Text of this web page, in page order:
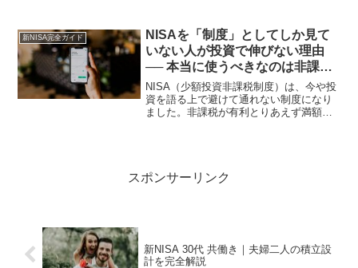
は少ない。結論を先に言います。1,800
万...
新NISA完全ガイド
NISAを「制度」としてしか見て
いない人が投資で伸びない理由
── 本当に使うべきなのは非課税
枠ではなく“思考の枠”
NISA（少額投資非課税制度）は、今や投
資を語る上で避けて通れない制度になり
ました。非課税が有利とりあえず満額使
スポンサーリンク
新NISA 30代 共働き｜夫婦二人の積立設
計を完全解説